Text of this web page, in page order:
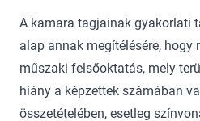
A kamara tagjainak gyakorlati
alap annak megítélésére, hogy
műszaki felsőoktatás, mely
hiány a képzettek számában
összetételében, esetleg